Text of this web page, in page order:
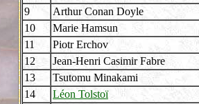
9
Arthur Conan Doyle
10
Marie Hamsun
11
Piotr Erchov
12
Jean-Henri Casimir Fabre
13
Tsutomu Minakami
14
Léon Tolstoï